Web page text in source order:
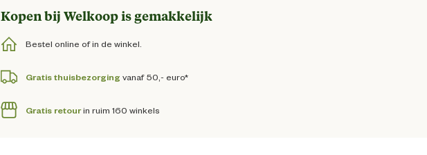
Kopen bij Welkoop is gemakkelijk
Bestel online of in de winkel.
Gratis thuisbezorging vanaf 50,- euro*
Gratis retourin ruim 160 winkels